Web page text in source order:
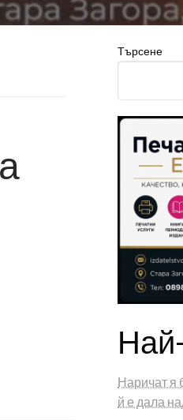
Търсене
Наричат я
й е дала